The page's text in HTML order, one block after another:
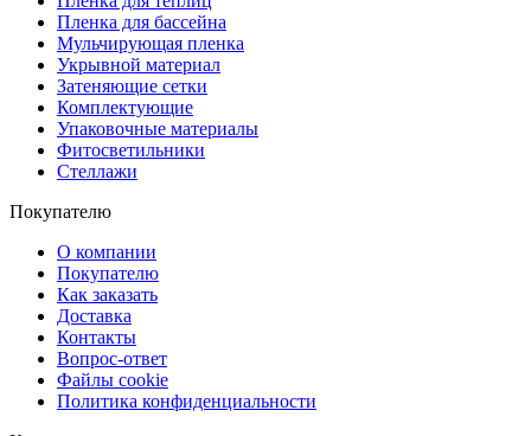
Пленка для бассейна
Мульчирующая пленка
Укрывной материал
Затеняющие сетки
Комплектующие
Упаковочные материалы
Фитосветильники
Стеллажи
Покупателю
О компании
Покупателю
Как заказать
Доставка
Контакты
Вопрос-ответ
Файлы cookie
Политика конфиденциальности